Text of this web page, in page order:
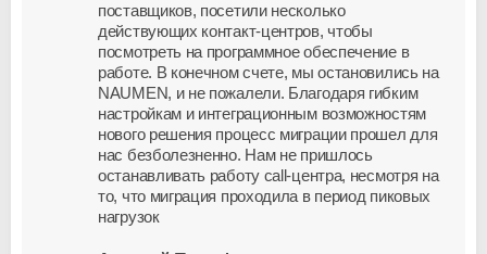
поставщиков, посетили несколько
действующих контакт-центров, чтобы
посмотреть на программное обеспечение в
работе. В конечном счете, мы остановились на
NAUMEN, и не пожалели. Благодаря гибким
настройкам и интеграционным возможностям
нового решения процесс миграции прошел для
нас безболезненно. Нам не пришлось
останавливать работу call-центра, несмотря на
то, что миграция проходила в период пиковых
нагрузок